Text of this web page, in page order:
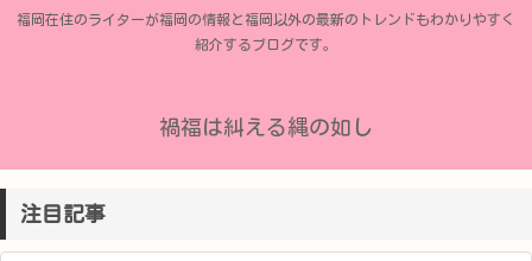
福岡在住のライターが福岡の情報と福岡以外の最新のトレンドもわかりやすく
紹介するブログです。
禍福は糾える縄の如し
注目記事